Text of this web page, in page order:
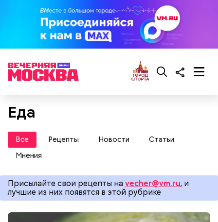
Еда
Все Рецепты Новости
Статьи
Мнения
Присылайте свои рецепты наvecher@vm.ru, и
лучшие из них появятся в этой рубрике